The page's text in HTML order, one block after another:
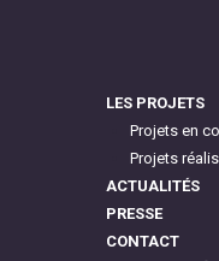
LES PROJETS
Projets en
Projets
ACTUALITÉS
PRESSE
CONTACT